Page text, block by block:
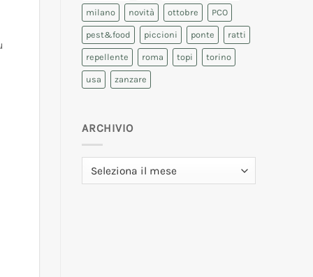
milano novità ottobre PCO
pest&food piccioni ponte ratti
repellente roma topi torino
usa zanzare
ARCHIVIO
Archivio